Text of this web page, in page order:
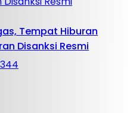
Tempat Hiburan
Disanksi Resmi